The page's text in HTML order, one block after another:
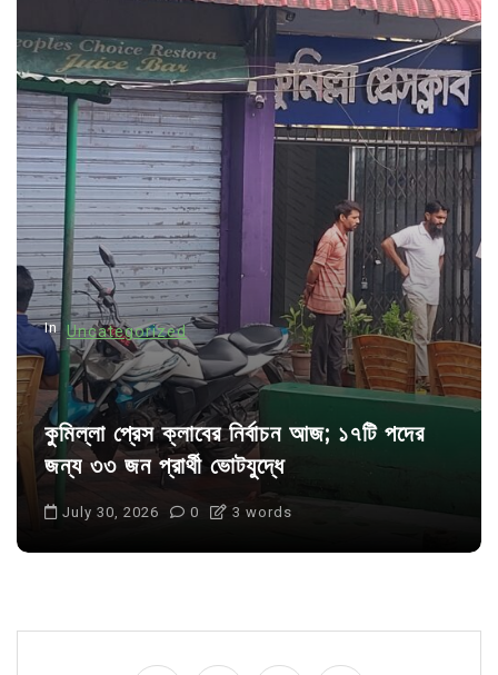
a
v
i
g
a
t
i
o
n
In Uncategorized
কুমিল্লা প্রেস ক্লাবের নির্বাচন আজ; ১৭টি পদের
জন্য ৩৩ জন প্রার্থী ভোটযুদ্ধে
July 30, 2026 0 3 words